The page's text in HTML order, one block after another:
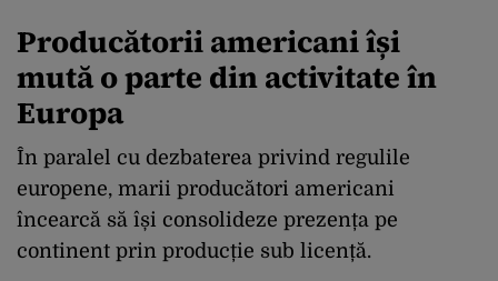
Producătorii americani își
mută o parte din activitate în
Europa
În paralel cu dezbaterea privind regulile
europene, marii producători americani
încearcă să își consolideze prezența pe
continent prin producție sub licență.